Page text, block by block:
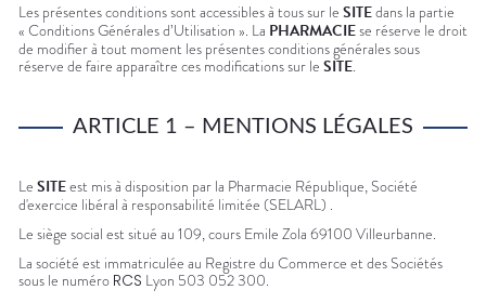
Les présentes conditions sont accessibles à tous sur le SITEdans la partie
« Conditions Générales d’Utilisation ». La PHARMACIEse réserve le droit
de modifier à tout moment les présentes conditions générales sous
réserve de faire apparaître ces modifications sur le SITE.
ARTICLE 1 – MENTIONS LÉGALES
Le SITEest mis à disposition par la Pharmacie République, Société
d'exercice libéral à responsabilité limitée (SELARL) .
Le siège social est situé au 109, cours Emile Zola 69100 Villeurbanne.
La société est immatriculée au Registre du Commerce et des Sociétés
sous le numéro RCS Lyon 503 052 300.